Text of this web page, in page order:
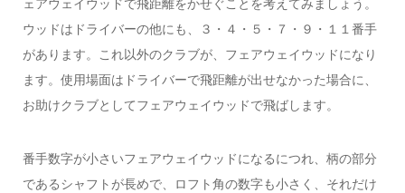
ェアウェイウッドで飛距離をかせぐことを考えてみましょう。
ウッドはドライバーの他にも、３・４・５・７・９・１１番手
があります。これ以外のクラブが、フェアウェイウッドになり
ます。使用場面はドライバーで飛距離が出せなかった場合に、
お助けクラブとしてフェアウェイウッドで飛ばします。
番手数字が小さいフェアウェイウッドになるにつれ、柄の部分
であるシャフトが長めで、ロフト角の数字も小さく、それだけ